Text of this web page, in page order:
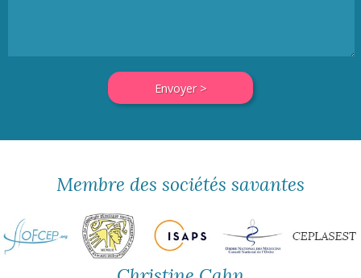
Membre des sociétés savantes